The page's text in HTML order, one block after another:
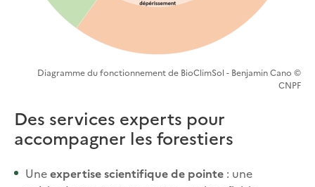
Diagramme du fonctionnement de BioClimSol - Benjamin Cano ©
CNPF
Des services experts pour
accompagner les forestiers
Uneexpertise scientifique de pointe : une